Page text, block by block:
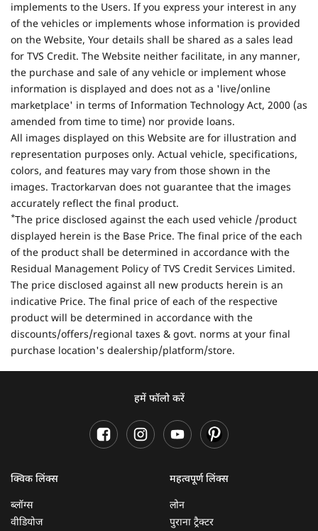
implements to the Users. If you express your interest in any
of the vehicles or implements whose information is provided
on the Website, Your details shall be shared as a sales lead
for TVS Credit. The Website neither facilitate, in any manner,
the purchase and sale of any vehicle or implement whose
information is displayed and does not as a 'live/online
marketplace' in terms of Information Technology Act, 2000 (as
amended from time to time) nor provide loans.
All images displayed on this Website are for illustration and
representation purposes only. Actual vehicle, specifications,
colors, and features may vary from those shown in the
images. Tractorkarvan does not guarantee that the images
accurately reflect the final product.
*The price disclosed against the each used vehicle /product
displayed herein is the Base Price. The final price of the each
of the product shall be determined in accordance with the
Residual Management Policy of TVS Credit Services Limited.
The price disclosed against all new products herein is an
indicative Price. The final price of each of the respective
product will be determined in accordance with the
discounts/offers/regional taxes & govt. norms at your final
purchase location's dealership/platform/store.
हमें फॉलो करें
क्विक लिंक्स
ब्लॉग्स
वीडियोज
महत्वपूर्ण लिंक्स
लोन
पुराना ट्रैक्टर